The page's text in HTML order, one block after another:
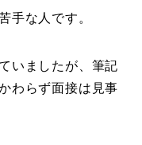
手な人です。
いましたが、筆記
わらず面接は見事